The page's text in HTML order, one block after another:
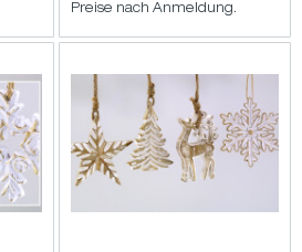
Preise nach Anmeldung.